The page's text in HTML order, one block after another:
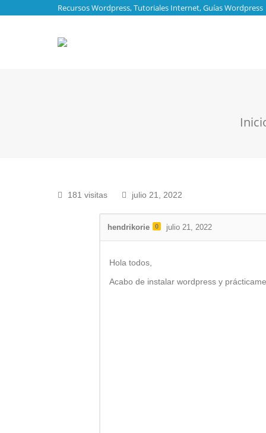
Recursos Wordpress, Tutoriales Internet, Guías Wordpress
Estás
181 visitas julio 21, 2022
hendrikorie 0 julio 21, 2022
Hola todos,
Acabo de instalar wordpress y